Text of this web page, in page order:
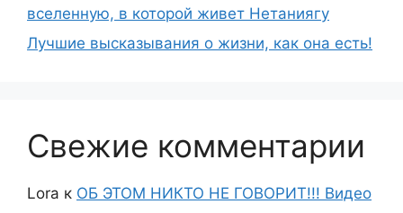
вселенную, в которой живет Нетаниягу
Лучшие высказывания о жизни, как она есть!
Свежие комментарии
Lora к ОБ ЭТОМ НИКТО НЕ ГОВОРИТ!!! Видео